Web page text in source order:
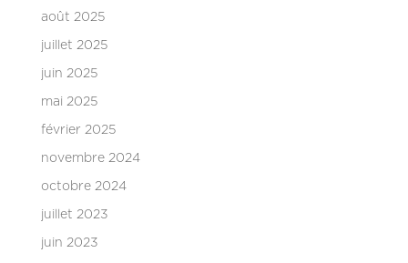
août 2025
juillet 2025
juin 2025
mai 2025
février 2025
novembre 2024
octobre 2024
juillet 2023
juin 2023